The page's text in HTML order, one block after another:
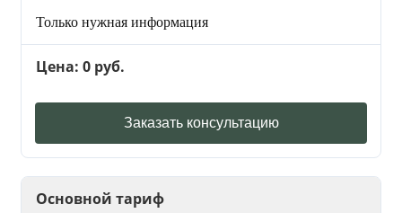
Только нужная информация
Цена: 0 руб.
Заказать консультацию
Основной тариф